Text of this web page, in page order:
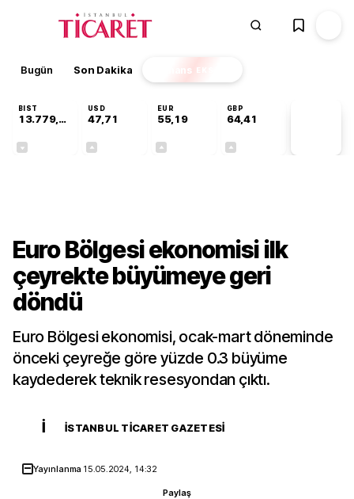
Bugün Son Dakika Finans EKSTRA
BIST
13.779,39
USD
47,71
EUR
55,19
GBP
64,41
Euro Bölgesi ekonomisi ilk
çeyrekte büyümeye geri
döndü
Euro Bölgesi ekonomisi, ocak-mart döneminde
önceki çeyreğe göre yüzde 0.3 büyüme
kaydederek teknik resesyondan çıktı.
İ İSTANBUL TICARET GAZETESI
Yayınlanma 15.05.2024, 14:32
Paylaş